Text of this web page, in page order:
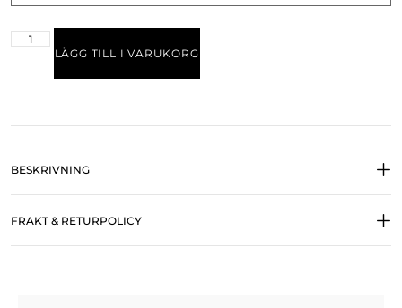
LÄGG TILL I VARUKORG
BESKRIVNING
FRAKT & RETURPOLICY